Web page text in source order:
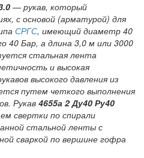
— рукав, который
с основой (арматурой) для
СРГС, имеющий диаметр 40
40 Бар, а длина 3,0 м или 3000
стальная лента
и высокая
высокого давления из
путем четкого выполнения
Рукав 4655а 2 Ду40 Ру40
свертки по спирали
стальной ленты с
сваркой по вершине гофра